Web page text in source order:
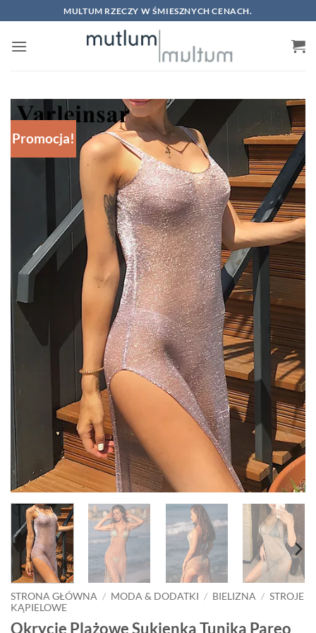
to
content
MULTUM RZECZY W ŚMIESZNYCH CENACH.
Promocja!
STRONA GŁÓWNA / MODA & DODATKI / BIELIZNA / STROJE
KĄPIELOWE
Okrycie Plażowe Sukienka Tunika Pareo